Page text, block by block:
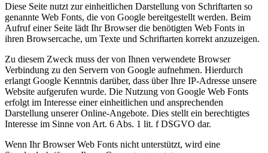
Diese Seite nutzt zur einheitlichen Darstellung von Schriftarten so
genannte Web Fonts, die von Google bereitgestellt werden. Beim
Aufruf einer Seite lädt Ihr Browser die benötigten Web Fonts in
ihren Browsercache, um Texte und Schriftarten korrekt anzuzeigen.
Zu diesem Zweck muss der von Ihnen verwendete Browser
Verbindung zu den Servern von Google aufnehmen. Hierdurch
erlangt Google Kenntnis darüber, dass über Ihre IP-Adresse unsere
Website aufgerufen wurde. Die Nutzung von Google Web Fonts
erfolgt im Interesse einer einheitlichen und ansprechenden
Darstellung unserer Online-Angebote. Dies stellt ein berechtigtes
Interesse im Sinne von Art. 6 Abs. 1 lit. f DSGVO dar.
Wenn Ihr Browser Web Fonts nicht unterstützt, wird eine